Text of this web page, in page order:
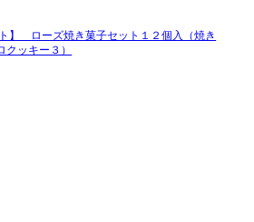
】 ローズ焼き菓子セット１２個入（焼き
クッキー３）